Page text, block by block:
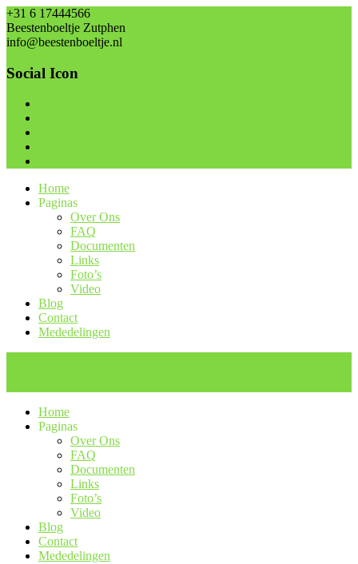
+31 6 17444566
Beestenboeltje Zutphen
info@beestenboeltje.nl
Social Icon
Home
Paginas
Over Ons
FAQ
Documenten
Links
Foto’s
Video
Blog
Contact
Mededelingen
Home
Paginas
Over Ons
FAQ
Documenten
Links
Foto’s
Video
Blog
Contact
Mededelingen